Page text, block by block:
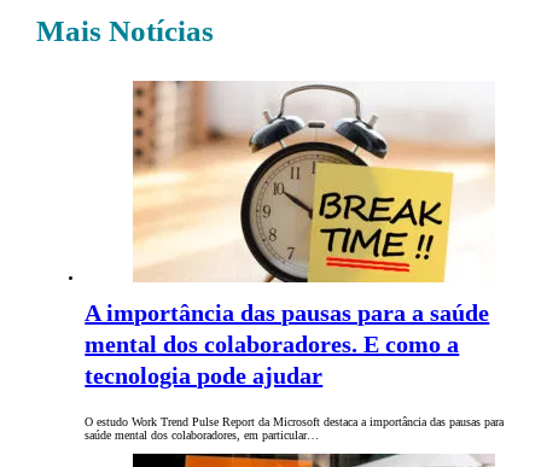
Mais Notícias
A importância das pausas para a saúde
mental dos colaboradores. E como a
tecnologia pode ajudar
O estudo Work Trend Pulse Report da Microsoft destaca a importância das pausas para
saúde mental dos colaboradores, em particular…